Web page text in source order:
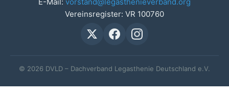
Vereinsregister: VR 100760
© 2026 DVLD – Dachverband Legasthenie Deutschland e.V.